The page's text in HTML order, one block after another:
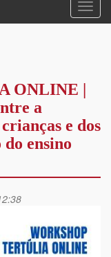
ONLINE |
a
e dos
ensino